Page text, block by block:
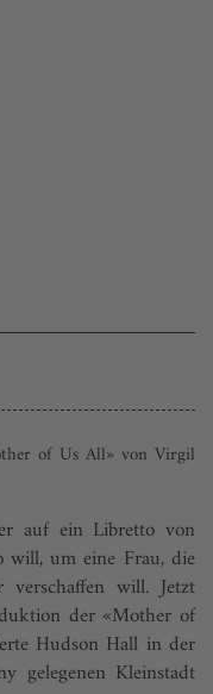
of Us All» von Virgil
auf ein Libretto von
will, um eine Frau, die
verschaffen will. Jetzt
der «Mother of
Hudson Hall in der
gelegenen Kleinstadt